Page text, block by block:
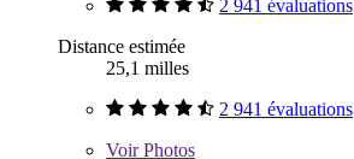
2 941 évaluations
Distance estimée
25,1 milles
2 941 évaluations
VoirPhotos